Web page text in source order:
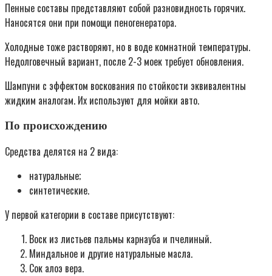
Пенные составы представляют собой разновидность горячих.
Наносятся они при помощи пеногенератора.
Холодные тоже растворяют, но в воде комнатной температуры.
Недолговечный вариант, после 2-3 моек требует обновления.
Шампуни с эффектом воскования по стойкости эквивалентны
жидким аналогам. Их используют для мойки авто.
По происхождению
Средства делятся на 2 вида:
натуральные;
синтетические.
У первой категории в составе присутствуют:
Воск из листьев пальмы карнауба и пчелиный.
Миндальное и другие натуральные масла.
Сок алоэ вера.